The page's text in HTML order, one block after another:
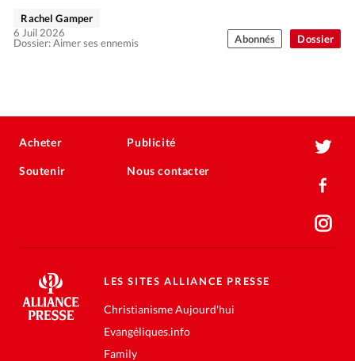
Dossier
Dossier: Aimer ses ennemis
Rachel Gamper
6 Juil 2026
Abonnés
Acheter
Soutenir
Publicité
Nous contacter
LES SITES ALLIANCE PRESSE
Christianisme Aujourd'hui
Evangéliques.info
Family